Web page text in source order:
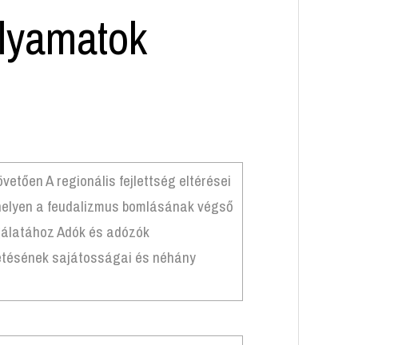
A regionális fejlettség eltérései
a feudalizmus bomlásának végső
Adók és adózók